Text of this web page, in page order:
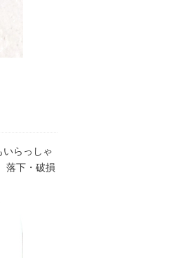
らっしゃ
落下・破損